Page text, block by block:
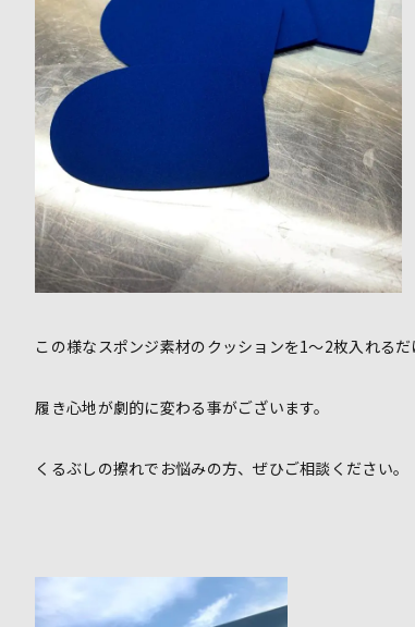
この様なスポンジ素材のクッションを1～2枚入れるだ
履き心地が劇的に変わる事がございます。
くるぶしの擦れでお悩みの方、ぜひご相談ください。